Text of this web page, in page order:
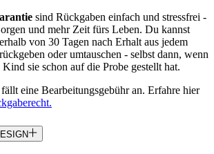
sind Rückgaben einfach und stressfrei -
und mehr Zeit fürs Leben. Du kannst
von 30 Tagen nach Erhalt aus jedem
oder umtauschen - selbst dann, wenn
sie schon auf die Probe gestellt hat.
eine Bearbeitungsgebühr an. Erfahre hier